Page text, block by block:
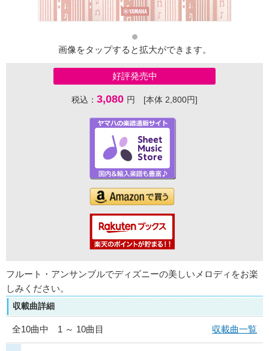
画像をタップすると拡大ができます。
好評発売中
税込： 3,080 円 [本体 2,800円]
フルート・アンサンブルでディズニーの美しいメロディをお楽
しみください。
収載曲詳細
全10曲中 1 ～ 10曲目 収載曲一覧